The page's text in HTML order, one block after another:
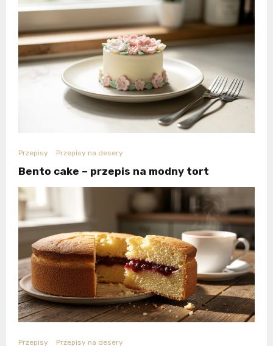
Przepisy Przepisy na desery
Bento cake – przepis na modny tort
Przepisy Przepisy na desery